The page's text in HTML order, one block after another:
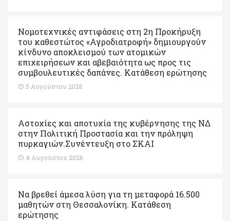
Νομοτεχνικές αντιφάσεις στη 2η Προκήρυξη
του καθεστώτος «Αγροδιατροφή» δημιουργούν
κίνδυνο αποκλεισμού των ατομικών
επιχειρήσεων και αβεβαιότητα ως προς τις
συμβουλευτικές δαπάνες. Κατάθεση ερώτησης
5 Αυγούστου 2026
Αστοχίες και αποτυχία της κυβέρνησης της ΝΔ
στην Πολιτική Προστασία και την πρόληψη
πυρκαγιών.Συνέντευξη στο ΣΚΑΙ
4 Αυγούστου 2026
Να βρεθεί άμεσα λύση για τη μεταφορά 16.500
μαθητών στη Θεσσαλονίκη. Κατάθεση
ερώτησης